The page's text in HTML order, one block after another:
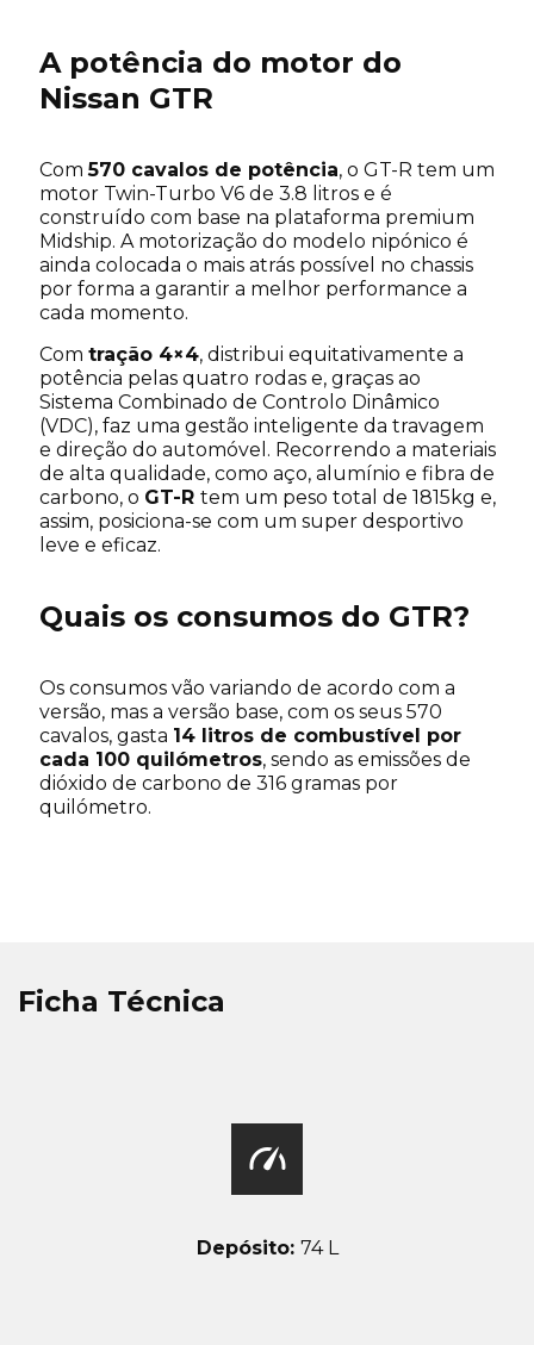
A potência do motor do
Nissan GTR
Com570 cavalos de potência, o GT-R tem um
motor Twin-Turbo V6 de 3.8 litros e é
construído com base na plataforma premium
Midship. A motorização do modelo nipónico é
ainda colocada o mais atrás possível no chassis
por forma a garantir a melhor performance a
cada momento.
Com tração 4×4, distribui equitativamente a
potência pelas quatro rodas e, graças ao
Sistema Combinado de Controlo Dinâmico
(VDC), faz uma gestão inteligente da travagem
e direção do automóvel. Recorrendo a materiais
de alta qualidade, como aço, alumínio e fibra de
carbono, o GT-R tem um peso total de 1815kg e,
assim, posiciona-se com um super desportivo
leve e eficaz.
Quais os consumos do GTR?
Os consumos vão variando de acordo com a
versão, mas a versão base, com os seus 570
cavalos, gasta 14 litros de combustível por
cada 100 quilómetros, sendo as emissões de
dióxido de carbono de 316 gramas por
quilómetro.
Ficha Técnica
Depósito: 74 L